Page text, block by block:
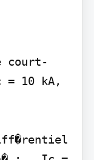
court-
10 kA,